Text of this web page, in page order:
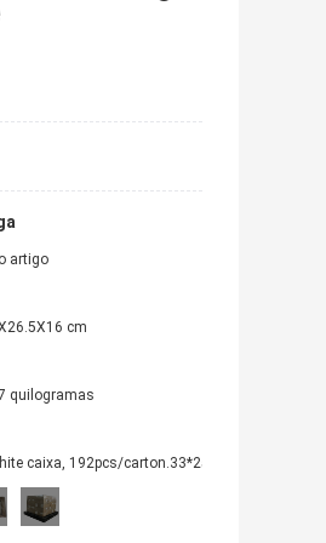
artigo
cm
quilogramas
caixa, 192pcs/carton.33*25*15.5cm.